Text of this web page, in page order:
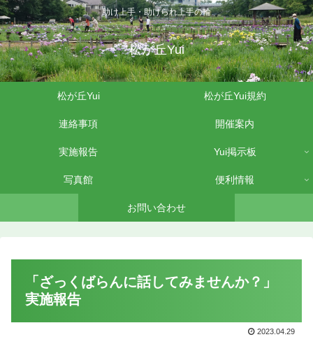
助け上手・助けられ上手の輪
松が丘Yui
松が丘Yui 松が丘Yui規約
連絡事項 開催案内
実施報告 Yui掲示板
写真館 便利情報
お問い合わせ
「ざっくばらんに話してみませんか？」
実施報告
2023.04.29